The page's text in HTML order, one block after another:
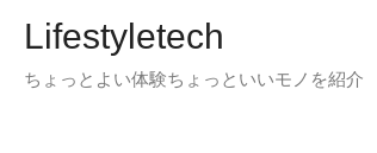
Lifestyletech
ちょっとよい体験ちょっといいモノを紹介